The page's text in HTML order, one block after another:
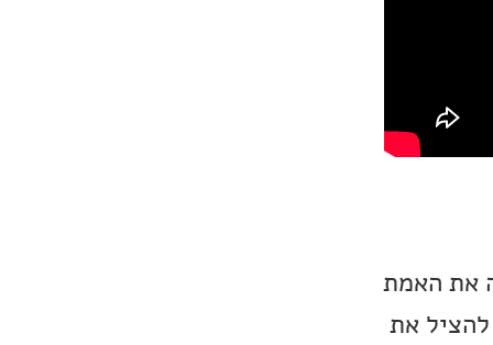
לבני נוער. דינה חוזרת ל-1666 ומגלה את האמת
להציל את